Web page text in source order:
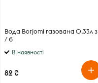
Вода Borjomi газована 0,33л з
/ б
В наявності
82 ₴